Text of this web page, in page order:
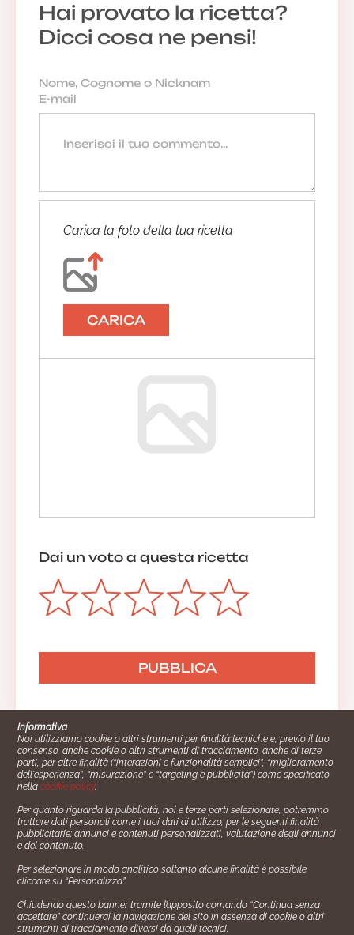
Hai provato la ricetta?
Dicci cosa ne pensi!
Carica la foto della tua ricetta
CARICA
Dai un voto a questa ricetta
Cucinare.it è un marchio commerciale di Impiego24.it s.r.l.
copyright 2014 - 2024 P.IVA: 03406490130
Azienda certiﬁcata ISO 27001 numero: SNR 73140386/89/I
- Azienda certiﬁcata ISO 9001 numero: SNR
Gestione consensi e categorie merceologiche marketing
Informativa
Noi utilizziamo cookie o altri strumenti per finalità tecniche e, previo il tuo
consenso, anche cookie o altri strumenti di tracciamento, anche di terze
parti, per altre finalità (“interazioni e funzionalità semplici”, “miglioramento
dell'esperienza”, “misurazione” e “targeting e pubblicità”) come specificato
nellacookie policy.
Per quanto riguarda la pubblicità, noi e terze parti selezionate, potremmo
trattare dati personali come i tuoi dati di utilizzo, per le seguenti finalità
pubblicitarie: annunci e contenuti personalizzati, valutazione degli annunci
e del contenuto.
Per selezionare in modo analitico soltanto alcune finalità è possibile
cliccare su “Personalizza”.
Chiudendo questo banner tramite l’apposito comando “Continua senza
accettare” continuerai la navigazione del sito in assenza di cookie o altri
strumenti di tracciamento diversi da quelli tecnici.